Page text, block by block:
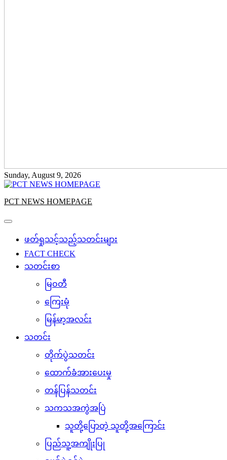
Sunday, August 9, 2026
PCT NEWS HOMEPAGE
ဖတ်ရှုသင့်သည့်သတင်းများ
FACT CHECK
သတင်းစာ
မြဝတီ
ကြေးမုံ
မြန်မာ့အလင်း
သတင်း
တိုက်ပွဲသတင်း
ထောက်ခံအားပေးမှု
တန်ပြန်သတင်း
သကသအကွဲအပြဲ
သူတို့ပြောတဲ့ သူတို့အကြောင်း
ပြည်သူ့အကျိုးပြု